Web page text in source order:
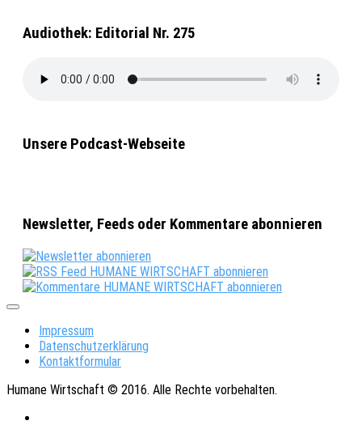
Audiothek: Editorial Nr. 275
Unsere Podcast-Webseite
Newsletter, Feeds oder Kommentare abonnieren
Impressum
Datenschutzerklärung
Kontaktformular
Humane Wirtschaft © 2016. Alle Rechte vorbehalten.